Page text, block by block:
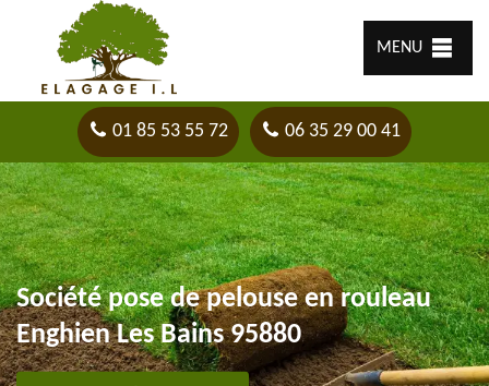
MENU
01 85 53 55 72 06 35 29 00 41
Société pose de pelouse en rouleau
Enghien Les Bains 95880